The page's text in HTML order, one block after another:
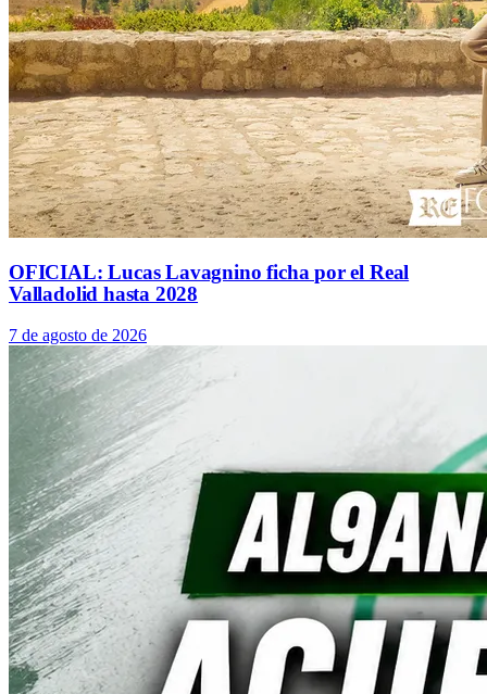
OFICIAL: Lucas Lavagnino ficha por el Real
Valladolid hasta 2028
7 de agosto de 2026